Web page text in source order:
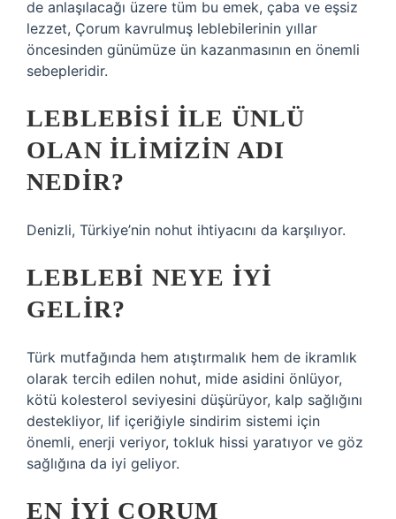
de anlaşılacağı üzere tüm bu emek, çaba ve eşsiz
lezzet, Çorum kavrulmuş leblebilerinin yıllar
öncesinden günümüze ün kazanmasının en önemli
sebepleridir.
LEBLEBISI ILE ÜNLÜ
OLAN ILIMIZIN ADI
NEDIR?
Denizli, Türkiye’nin nohut ihtiyacını da karşılıyor.
LEBLEBI NEYE IYI
GELIR?
Türk mutfağında hem atıştırmalık hem de ikramlık
olarak tercih edilen nohut, mide asidini önlüyor,
kötü kolesterol seviyesini düşürüyor, kalp sağlığını
destekliyor, lif içeriğiyle sindirim sistemi için
önemli, enerji veriyor, tokluk hissi yaratıyor ve göz
sağlığına da iyi geliyor.
EN IYI ÇORUM